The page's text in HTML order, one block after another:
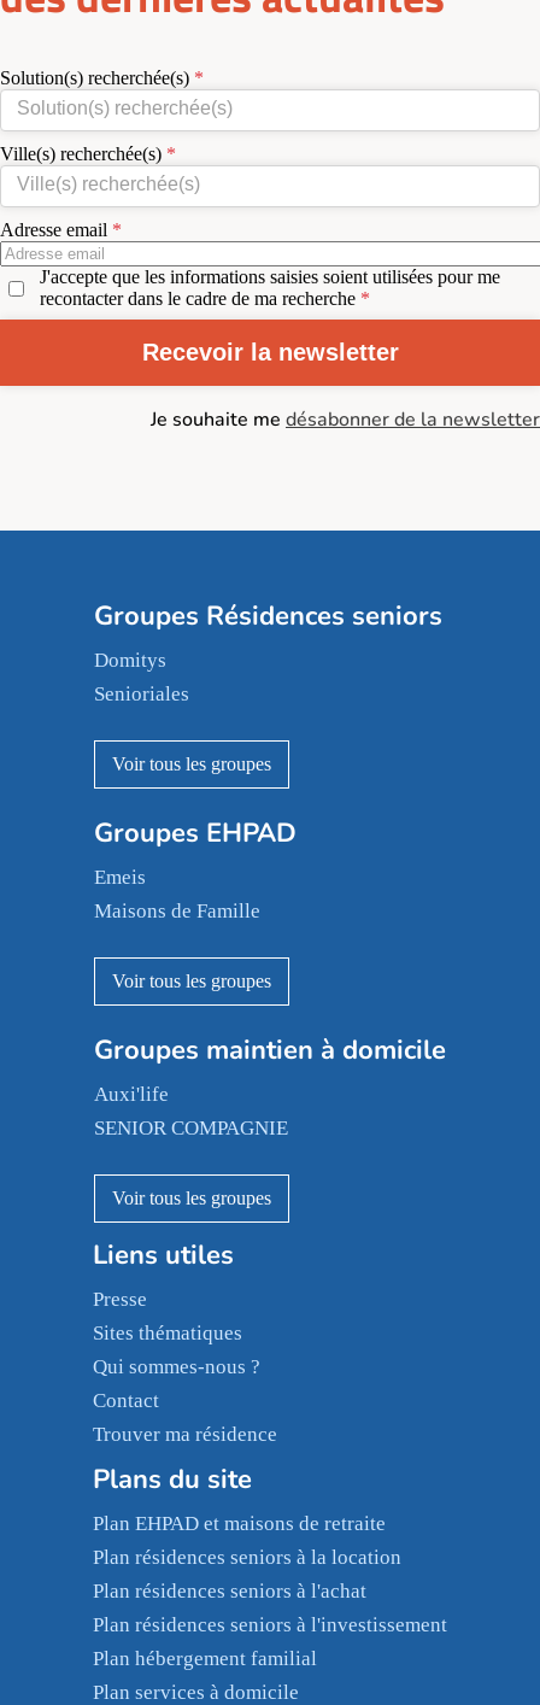
Solution(s) recherchée(s)
Ville(s) recherchée(s)
Adresse email
J'accepte que les informations saisies soient utilisées pour me
recontacter dans le cadre de ma recherche
Recevoir la newsletter
Je souhaite me désabonner de la newsletter
Groupes Résidences seniors
Domitys
Senioriales
Les Résidentiels
Ovelia
Mobicap
Aquarelia
Nexity edenea
Occitalia
Appartseniors
Villa beausoleil
Stella management
Sérénys
Résidences services Villa Médicis
Groupes EHPAD
Emeis
Maisons de Famille
Emera
Colisée
Groupe SOS
Résidalya
Groupes maintien à domicile
Auxi'life
SENIOR COMPAGNIE
Liens utiles
Presse
Sites thématiques
Qui sommes-nous ?
Contact
Trouver ma résidence
Plans du site
Plan EHPAD et maisons de retraite
Plan résidences seniors à la location
Plan résidences seniors à l'achat
Plan résidences seniors à l'investissement
Plan hébergement familial
Plan services à domicile